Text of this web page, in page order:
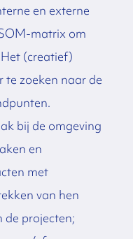
en externe
matrix om
(creatief)
te zoeken naar de
bij de omgeving
en
met
van hen
de projecten;